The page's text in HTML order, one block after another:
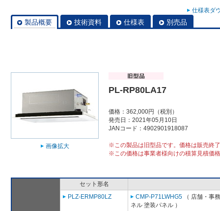
仕様表ダ
製品概要 技術資料 仕様表 別売品
画像拡大
PL-RP80LA17
価格：362,000円（税別）
発売日：2021年05月10日
JANコード：4902901918087
※この製品は旧型品です。価格は販売終
※この価格は事業者様向けの積算見積価
セット形名
PLZ-ERMP80LZ
CMP-P71LWHG5 （ 店舗・事
ネル 塗装パネル ）